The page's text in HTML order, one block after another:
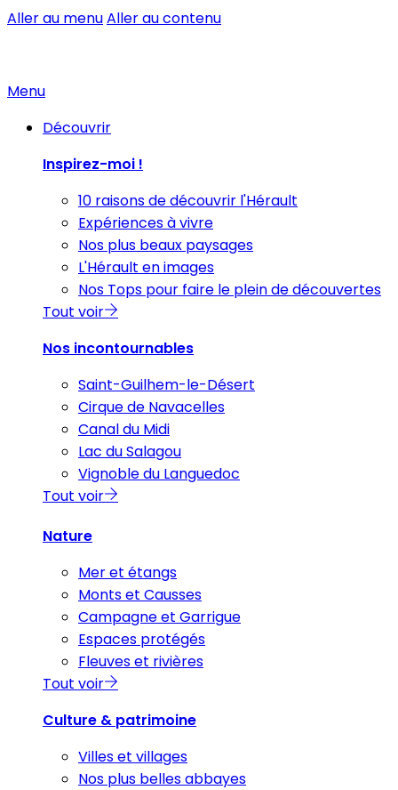
Aller au menuAller au contenu
Menu
Découvrir
Inspirez-moi !
10 raisons de découvrir l'Hérault
Expériences à vivre
Nos plus beaux paysages
L'Hérault en images
Nos Tops pour faire le plein de découvertes
Tout voir
Nos incontournables
Saint-Guilhem-le-Désert
Cirque de Navacelles
Canal du Midi
Lac du Salagou
Vignoble du Languedoc
Tout voir
Nature
Mer et étangs
Monts et Causses
Campagne et Garrigue
Espaces protégés
Fleuves et rivières
Tout voir
Culture & patrimoine
Villes et villages
Nos plus belles abbayes